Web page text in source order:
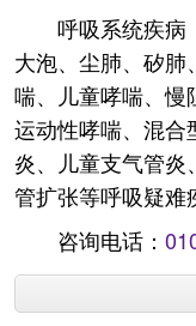
呼吸系统疾病
大泡、尘肺、矽
喘、儿童哮喘、慢
运动性哮喘、混合
炎、儿童支气管
管扩张等呼吸疑难
咨询电话：